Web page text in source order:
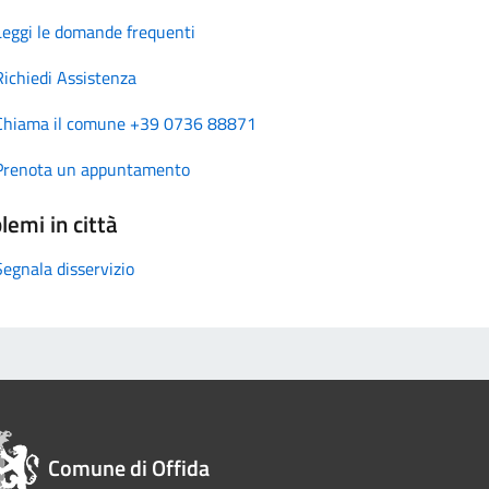
le domande frequenti
Assistenza
il comune +39 0736 88871
un appuntamento
in città
disservizio
Comune di Offida